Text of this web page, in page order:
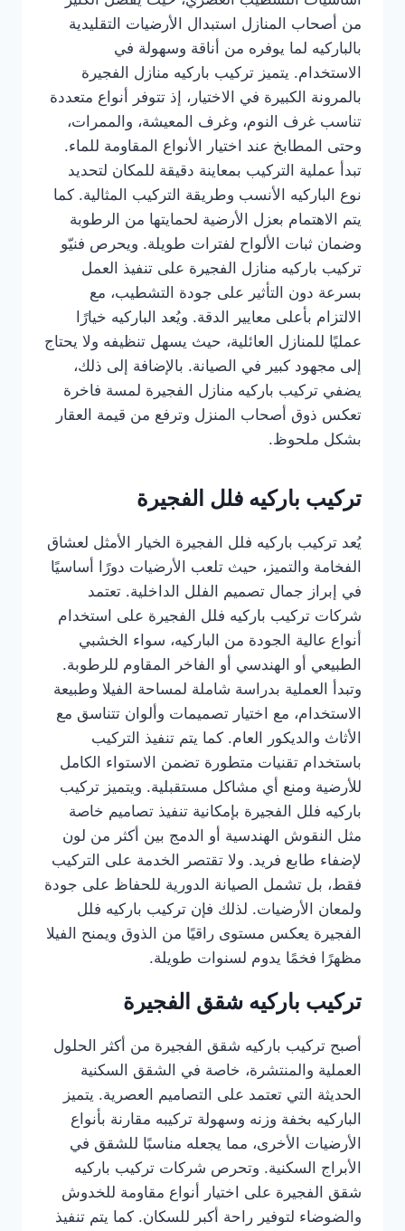
من أصحاب المنازل استبدال الأرضيات التقليدية
بالباركيه لما يوفره من أناقة وسهولة في
الاستخدام. يتميز تركيب باركيه منازل الفجيرة
بالمرونة الكبيرة في الاختيار، إذ تتوفر أنواع متعددة
تناسب غرف النوم، وغرف المعيشة، والممرات،
وحتى المطابخ عند اختيار الأنواع المقاومة للماء.
تبدأ عملية التركيب بمعاينة دقيقة للمكان لتحديد
نوع الباركيه الأنسب وطريقة التركيب المثالية. كما
يتم الاهتمام بعزل الأرضية لحمايتها من الرطوبة
وضمان ثبات الألواح لفترات طويلة. ويحرص فنيّو
تركيب باركيه منازل الفجيرة على تنفيذ العمل
بسرعة دون التأثير على جودة التشطيب، مع
الالتزام بأعلى معايير الدقة. ويُعد الباركيه خيارًا
عمليًا للمنازل العائلية، حيث يسهل تنظيفه ولا يحتاج
إلى مجهود كبير في الصيانة. بالإضافة إلى ذلك،
يضفي تركيب باركيه منازل الفجيرة لمسة فاخرة
تعكس ذوق أصحاب المنزل وترفع من قيمة العقار
بشكل ملحوظ.
تركيب باركيه فلل الفجيرة
يُعد تركيب باركيه فلل الفجيرة الخيار الأمثل لعشاق
الفخامة والتميز، حيث تلعب الأرضيات دورًا أساسيًا
في إبراز جمال تصميم الفلل الداخلية. تعتمد
شركات تركيب باركيه فلل الفجيرة على استخدام
أنواع عالية الجودة من الباركيه، سواء الخشبي
الطبيعي أو الهندسي أو الفاخر المقاوم للرطوبة.
وتبدأ العملية بدراسة شاملة لمساحة الفيلا وطبيعة
الاستخدام، مع اختيار تصميمات وألوان تتناسق مع
الأثاث والديكور العام. كما يتم تنفيذ التركيب
باستخدام تقنيات متطورة تضمن الاستواء الكامل
للأرضية ومنع أي مشاكل مستقبلية. ويتميز تركيب
باركيه فلل الفجيرة بإمكانية تنفيذ تصاميم خاصة
مثل النقوش الهندسية أو الدمج بين أكثر من لون
لإضفاء طابع فريد. ولا تقتصر الخدمة على التركيب
فقط، بل تشمل الصيانة الدورية للحفاظ على جودة
ولمعان الأرضيات. لذلك فإن تركيب باركيه فلل
الفجيرة يعكس مستوى راقيًا من الذوق ويمنح الفيلا
مظهرًا فخمًا يدوم لسنوات طويلة.
تركيب باركيه شقق الفجيرة
أصبح تركيب باركيه شقق الفجيرة من أكثر الحلول
العملية والمنتشرة، خاصة في الشقق السكنية
الحديثة التي تعتمد على التصاميم العصرية. يتميز
الباركيه بخفة وزنه وسهولة تركيبه مقارنة بأنواع
الأرضيات الأخرى، مما يجعله مناسبًا للشقق في
الأبراج السكنية. وتحرص شركات تركيب باركيه
شقق الفجيرة على اختيار أنواع مقاومة للخدوش
والضوضاء لتوفير راحة أكبر للسكان. كما يتم تنفيذ